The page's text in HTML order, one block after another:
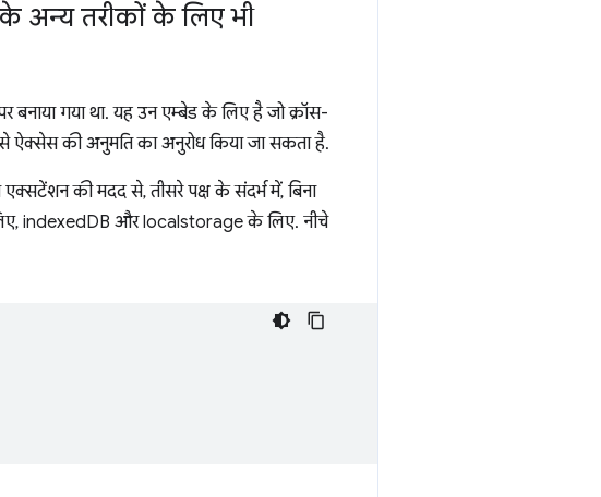
अन्य तरीकों के लिए भी
गया था. यह उन एम्बेड के लिए है जो क्रॉस-
ऐक्सेस की अनुमति का अनुरोध किया जा सकता है.
की मदद से, तीसरे पक्ष के संदर्भ में, बिना
indexedDB और localstorage के लिए. नीचे